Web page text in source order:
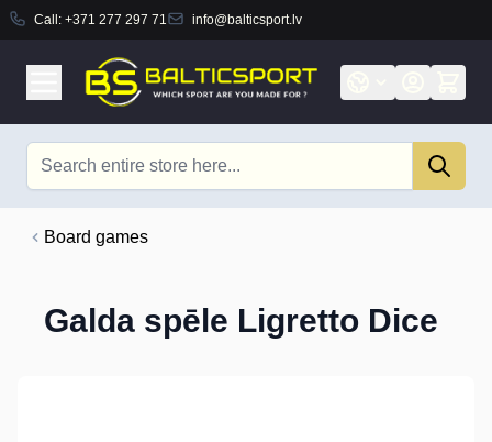
Call: +371 277 297 71 info@balticsport.lv
Board games
Galda spēle Ligretto Dice